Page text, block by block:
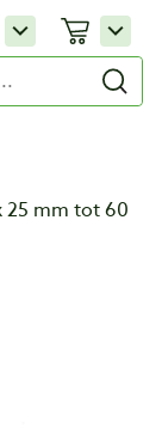
25 mm tot 60